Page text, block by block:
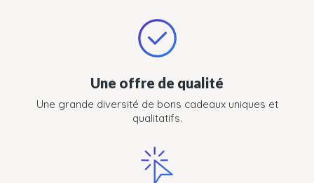
Une offre de qualité
Une grande diversité de bons cadeaux uniques et
qualitatifs.